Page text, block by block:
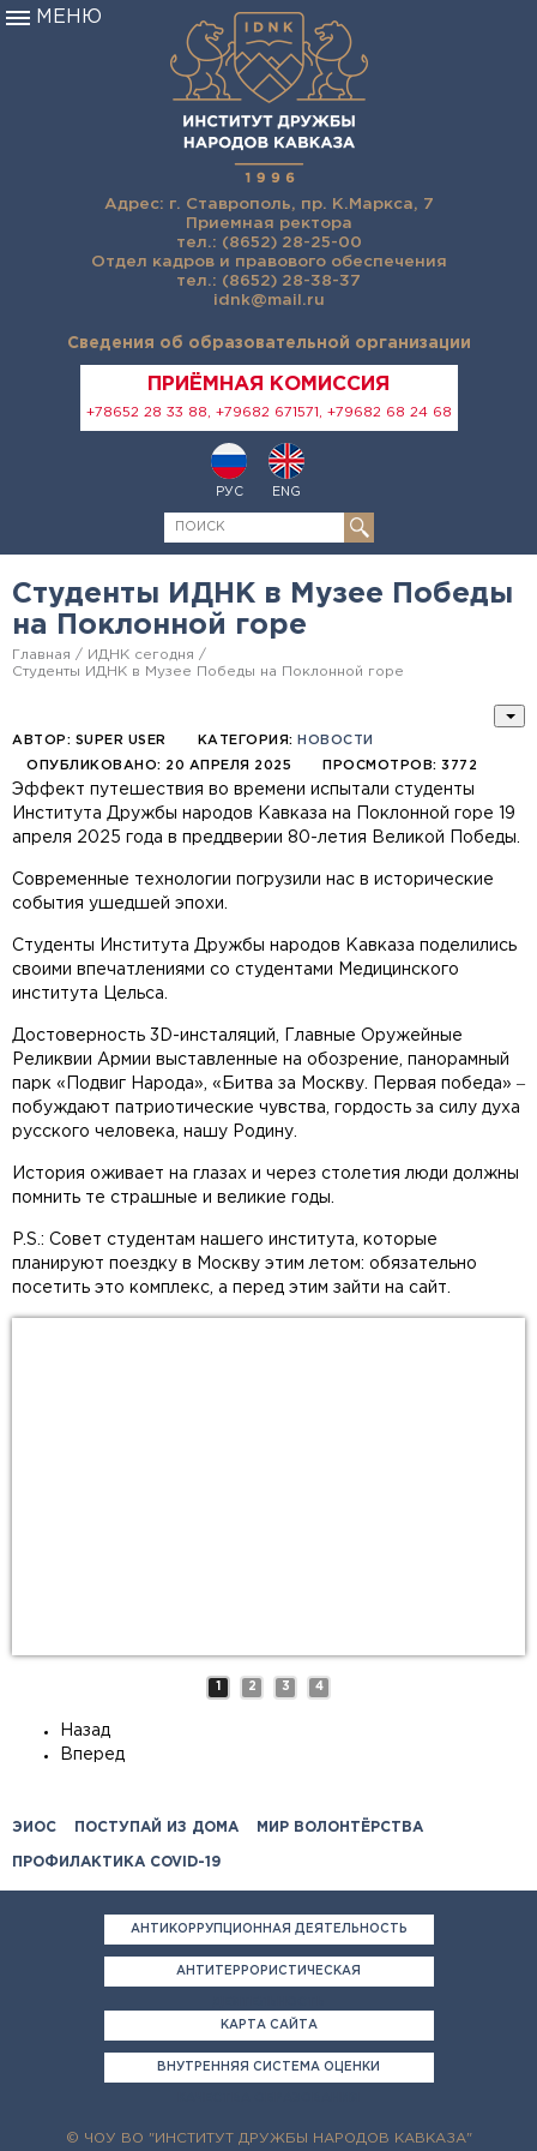
Адрес: г. Ставрополь, пр. К.Маркса, 7
Приемная ректора
тел.: (8652) 28-25-00
Отдел кадров и правового обеспечения
тел.: (8652) 28-38-37
idnk@mail.ru
Сведения об образовательной организации
ПРИЁМНАЯ КОМИССИЯ
+78652 28 33 88, +79682 671571, +79682 68 24 68
РУС ENG
МЕНЮ
Студенты ИДНК в Музее Победы
на Поклонной горе
Главная
ИДНК сегодня
Студенты ИДНК в Музее Победы на Поклонной горе
АВТОР: SUPER USER КАТЕГОРИЯ: НОВОСТИ
ОПУБЛИКОВАНО: 20 АПРЕЛЯ 2025 ПРОСМОТРОВ: 3772
Эффект путешествия во времени испытали студенты
Института Дружбы народов Кавказа на Поклонной горе 19
апреля 2025 года в преддверии 80-летия Великой Победы.
Современные технологии погрузили нас в исторические
события ушедшей эпохи.
Студенты Института Дружбы народов Кавказа поделились
своими впечатлениями со студентами Медицинского
института Цельса.
Достоверность 3D-инсталяций, Главные Оружейные
Реликвии Армии выставленные на обозрение, панорамный
парк «Подвиг Народа», «Битва за Москву. Первая победа» ‒
побуждают патриотические чувства, гордость за силу духа
русского человека, нашу Родину.
История оживает на глазах и через столетия люди должны
помнить те страшные и великие годы.
P.S.: Совет студентам нашего института, которые
планируют поездку в Москву этим летом: обязательно
посетить это комплекс, а перед этим зайти на сайт.
2 3 4
Назад
Вперед
ЭИОС ПОСТУПАЙ ИЗ ДОМА МИР ВОЛОНТЁРСТВА
ПРОФИЛАКТИКА COVID-19
АНТИКОРРУПЦИОННАЯ ДЕЯТЕЛЬНОСТЬ
АНТИТЕРРОРИСТИЧЕСКАЯ
КАРТА САЙТА
ВНУТРЕННЯЯ СИСТЕМА ОЦЕНКИ
© ЧОУ ВО "ИНСТИТУТ ДРУЖБЫ НАРОДОВ КАВКАЗА"